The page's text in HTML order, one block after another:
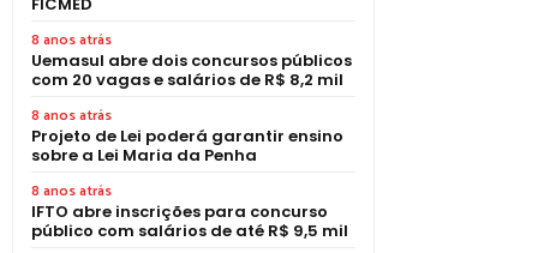
8 anos atrás
Uemasul abre dois concursos públicos
com 20 vagas e salários de R$ 8,2 mil
8 anos atrás
Projeto de Lei poderá garantir ensino
sobre a Lei Maria da Penha
8 anos atrás
IFTO abre inscrições para concurso
público com salários de até R$ 9,5 mil